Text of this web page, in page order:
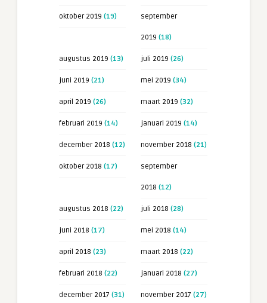
oktober 2019 (19) september
2019 (18)
augustus 2019 (13) juli 2019 (26)
juni 2019 (21) mei 2019 (34)
april 2019 (26) maart 2019 (32)
februari 2019 (14) januari 2019 (14)
december 2018 (12) november 2018 (21)
oktober 2018 (17) september
2018 (12)
augustus 2018 (22) juli 2018 (28)
juni 2018 (17) mei 2018 (14)
april 2018 (23) maart 2018 (22)
februari 2018 (22) januari 2018 (27)
december 2017 (31) november 2017 (27)